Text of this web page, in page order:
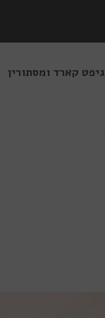
גיפט קארד ומסתורין